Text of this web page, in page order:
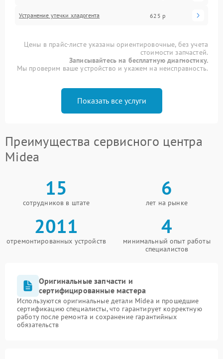
Устранение утечки хладогента 625 р
Цены в прайс-листе указаны ориентировочные, без учета
стоимости запчастей.
Записывайтесь на бесплатную диагностику.
Мы проверим ваше устройство и укажем на неисправность.
Показать все услуги
Преимущества сервисного центра
Midea
15
сотрудников в штате
6
лет на рынке
2011
отремонтированных устройств
4
минимальный опыт работы
специалистов
Оригинальные запчасти и
сертифицированные мастера
Используются оригинальные детали Midea и прошедшие
сертификацию специалисты, что гарантирует корректную
работу после ремонта и сохранение гарантийных
обязательств